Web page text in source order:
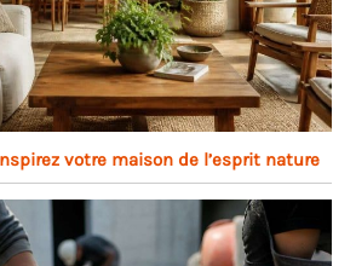
votre maison de l’esprit nature